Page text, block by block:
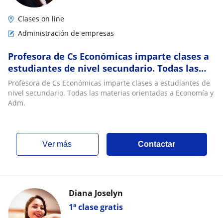
Clases on line
Administración de empresas
Profesora de Cs Económicas imparte clases a
estudiantes de nivel secundario. Todas las
materias orientadas a Economía y Adm
Profesora de Cs Económicas imparte clases a estudiantes de
nivel secundario. Todas las materias orientadas a Economía y
Adm.
ver más Contactar
1ª clase gratis
Diana Joselyn